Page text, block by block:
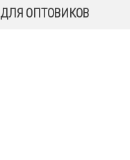
ОПТОВИКОВ